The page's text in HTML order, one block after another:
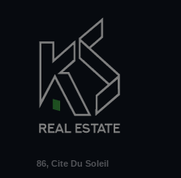
86, Cite Du Soleil